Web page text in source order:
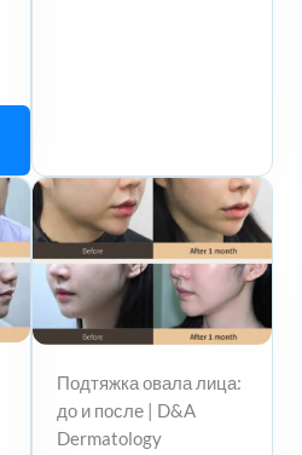
Подтяжка овала лица:
до и после | D&A
Dermatology